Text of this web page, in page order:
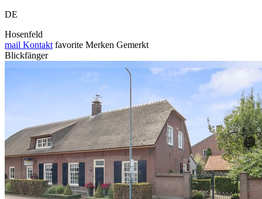
DE
Hosenfeld
mail Kontakt favorite Merken Gemerkt
Blickfänger